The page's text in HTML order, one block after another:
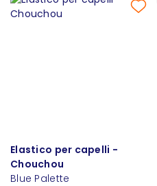
Elastico per capelli -
Chouchou
Blue Palette